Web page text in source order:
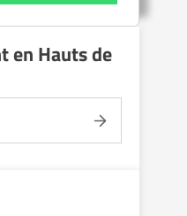
en Hauts de